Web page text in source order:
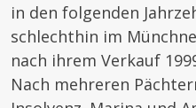
in den folgenden
schlechthin im
nach ihrem Verkauf
Nach mehreren